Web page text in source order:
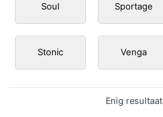
Soul Sportage
Stonic Venga
Enig resultaat